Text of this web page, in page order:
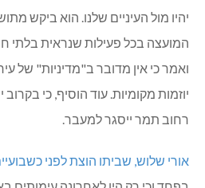
יהיו מול העיניים שלנו. הוא ביקש
המועצה בכל פעילות שנראית בלתי
ואמר כי אין מדובר ב"מדיניות" של
יוזמות מקומיות. עוד הוסיף, כי בקרוב
רחוב תמר ייסגר למעבר.
אורי שלוש, שביתו הוצת לפני